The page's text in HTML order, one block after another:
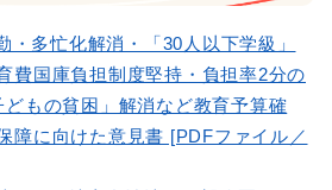
・多忙化解消・「30人以下学級」
費国庫負担制度堅持・負担率2分の
どもの貧困」解消など教育予算確
障に向けた意見書 [PDFファイル／